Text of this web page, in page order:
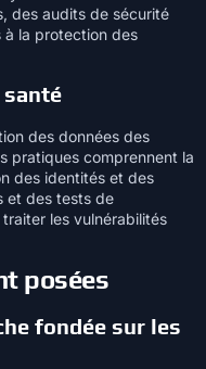
des audits de sécurité
à la protection des
santé
des données des
pratiques comprennent la
des identités et des
et des tests de
les vulnérabilités
posées
fondée sur les